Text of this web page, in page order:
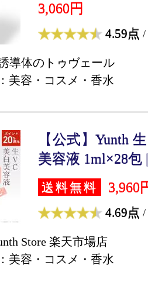
3,060円
4.59点 /
導体のトゥヴェール
美容・コスメ・香水
【公式】Yunth
美容液 1ml×28包
送料無料 3,960
4.69点 /
Store 楽天市場店
美容・コスメ・香水